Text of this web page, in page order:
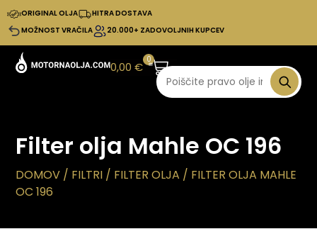
ORIGINAL OLJA
HITRA DOSTAVA
MOŽNOST VRAČILA
20.000+ ZADOVOLJNIH KUPCEV
0,00€
0
Filter olja Mahle OC 196
DOMOV / FILTRI / FILTER OLJA / FILTER OLJA MAHLE
OC 196